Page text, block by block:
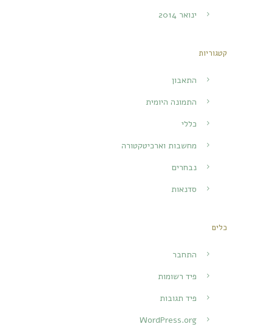
ינואר 2014
קטגוריות
התאבון
התמונה היומית
כללי
מחשבות וארכיטקטורה
נבחרים
סדנאות
כלים
התחבר
פיד רשומות
פיד תגובות
WordPress.org